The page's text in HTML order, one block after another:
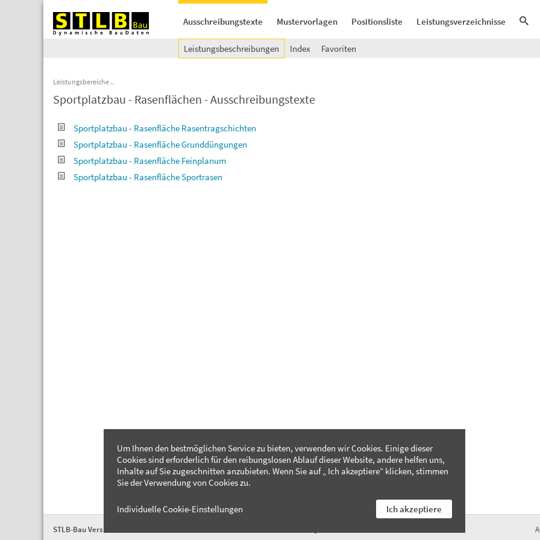
Ausschreibungstexte Mustervorlagen Positionsliste Leistungsverzeichnisse
Leistungsbeschreibungen Index Favoriten
Leistungsbereiche
Sportplatzbau - Rasenflächen - Ausschreibungstexte
Sportplatzbau - Rasenfläche Rasentragschichten
Sportplatzbau - Rasenfläche Grunddüngungen
Sportplatzbau - Rasenfläche Feinplanum
Sportplatzbau - Rasenfläche Sportrasen
STLB-Bau Version 2026-04
Um Ihnen den bestmöglichen Service zu bieten, verwenden wir Cookies. Einige dieser
Cookies sind erforderlich für den reibungslosen Ablauf dieser Website, andere helfen uns,
Inhalte auf Sie zugeschnitten anzubieten. Wenn Sie auf „ Ich akzeptiere“ klicken, stimmen
Sie der Verwendung von Cookies zu.
Individuelle Cookie-Einstellungen Ich akzeptiere